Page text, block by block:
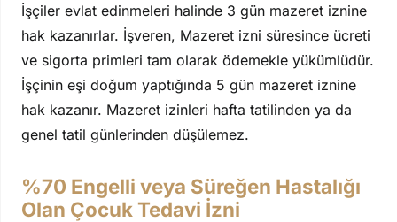
İşçiler evlat edinmeleri halinde 3 gün mazeret iznine
hak kazanırlar. İşveren, Mazeret izni süresince ücreti
ve sigorta primleri tam olarak ödemekle yükümlüdür.
İşçinin eşi doğum yaptığında 5 gün mazeret iznine
hak kazanır. Mazeret izinleri hafta tatilinden ya da
genel tatil günlerinden düşülemez.
%70 Engelli veya Süreğen Hastalığı
Olan Çocuk Tedavi İzni